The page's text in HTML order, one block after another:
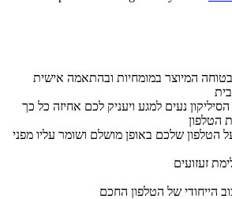
המיוצר במומחיות ובהתאמה אישית
נעים למגע ויעניק לכם אחיזה כל כך
שלכם באופן מושלם ושומר עליו מפני
של הטלפון החכם